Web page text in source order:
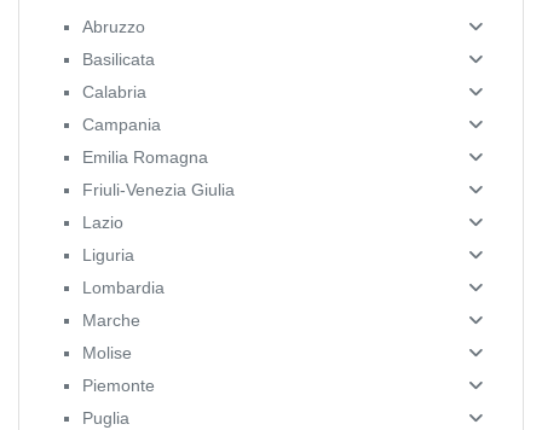
Abruzzo
Basilicata
Calabria
Campania
Emilia Romagna
Friuli-Venezia Giulia
Lazio
Liguria
Lombardia
Marche
Molise
Piemonte
Puglia